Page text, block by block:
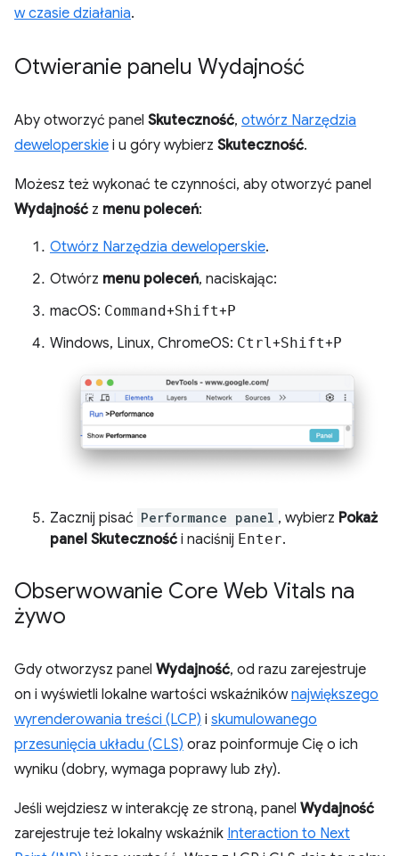
w czasie działania.
Otwieranie panelu Wydajność
Aby otworzyć panel Skuteczność, otwórz Narzędzia
deweloperskie i u góry wybierz Skuteczność.
Możesz też wykonać te czynności, aby otworzyć panel
Wydajność z menu poleceń:
Otwórz Narzędzia deweloperskie.
Otwórz menu poleceń, naciskając:
macOS: Command+Shift+P
Windows, Linux, ChromeOS: Ctrl+Shift+P
Zacznij pisać Performance panel , wybierz Pokaż
panel Skuteczność i naciśnij Enter.
Obserwowanie Core Web Vitals na
żywo
Gdy otworzysz panel Wydajność, od razu zarejestruje
on i wyświetli lokalne wartości wskaźnikównajwiększego
wyrenderowania treści (LCP) i skumulowanego
przesunięcia układu (CLS) oraz poinformuje Cię o ich
wyniku (dobry, wymaga poprawy lub zły).
Jeśli wejdziesz w interakcję ze stroną, panel Wydajność
zarejestruje też lokalny wskaźnik Interaction to Next